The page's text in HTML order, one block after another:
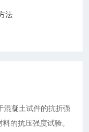
法
混凝土试件的抗折强
的抗压强度试验。